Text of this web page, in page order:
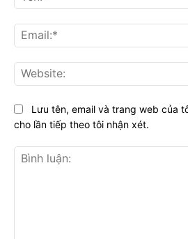
Lưu tên, email và trang web của
cho lần tiếp theo tôi nhận xét.